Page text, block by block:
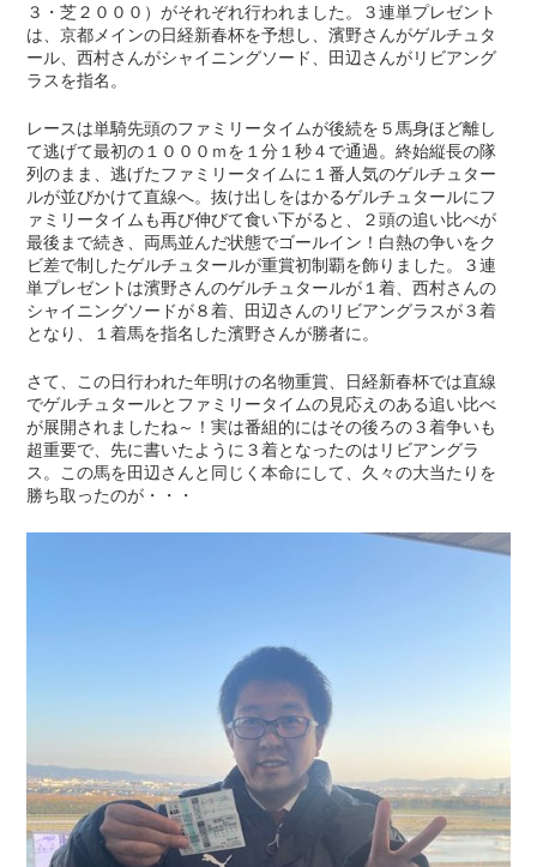
３・芝２０００）がそれぞれ行われました。３連単プレゼント
は、京都メインの日経新春杯を予想し、濱野さんがゲルチュタ
ール、西村さんがシャイニングソード、田辺さんがリビアング
ラスを指名。
レースは単騎先頭のファミリータイムが後続を５馬身ほど離し
て逃げて最初の１０００ｍを１分１秒４で通過。終始縦長の隊
列のまま、逃げたファミリータイムに１番人気のゲルチュター
ルが並びかけて直線へ。抜け出しをはかるゲルチュタールにフ
ァミリータイムも再び伸びて食い下がると、２頭の追い比べが
最後まで続き、両馬並んだ状態でゴールイン！白熱の争いをク
ビ差で制したゲルチュタールが重賞初制覇を飾りました。３連
単プレゼントは濱野さんのゲルチュタールが１着、西村さんの
シャイニングソードが８着、田辺さんのリビアングラスが３着
となり、１着馬を指名した濱野さんが勝者に。
さて、この日行われた年明けの名物重賞、日経新春杯では直線
でゲルチュタールとファミリータイムの見応えのある追い比べ
が展開されましたね～！実は番組的にはその後ろの３着争いも
超重要で、先に書いたように３着となったのはリビアングラ
ス。この馬を田辺さんと同じく本命にして、久々の大当たりを
勝ち取ったのが・・・